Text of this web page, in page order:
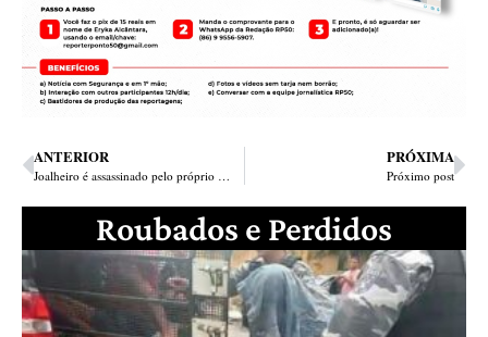
ANTERIOR
Joalheiro é assassinado pelo próprio irmão com facada no peito em Pedro II, Norte do Piauí
PRÓXIMA
Próximo post
Roubados e Perdidos